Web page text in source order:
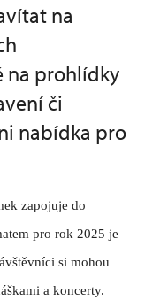
na
na prohlídky
či
nabídka pro
zapojuje do
pro rok 2025 je
si mohou
a koncerty.